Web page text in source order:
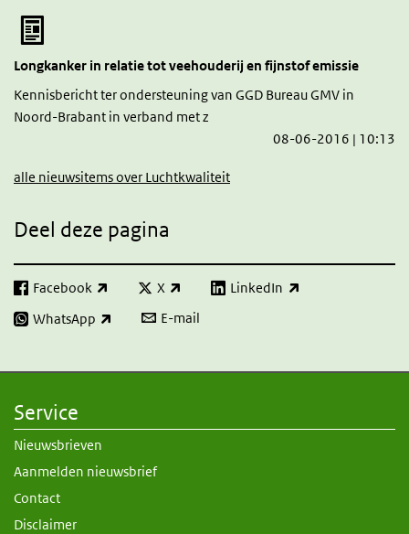
Longkanker in relatie tot veehouderij en fijnstof emissie
Kennisbericht ter ondersteuning van GGD Bureau GMV in
Noord-Brabant in verband met z
08-06-2016 | 10:13
alle nieuwsitems over Luchtkwaliteit
Deel deze pagina
Facebook
(externe link) X
(externe link) LinkedIn
(externe link)
WhatsApp
(externe link) E-mail
Service
Nieuwsbrieven
Aanmelden nieuwsbrief
Contact
Disclaimer